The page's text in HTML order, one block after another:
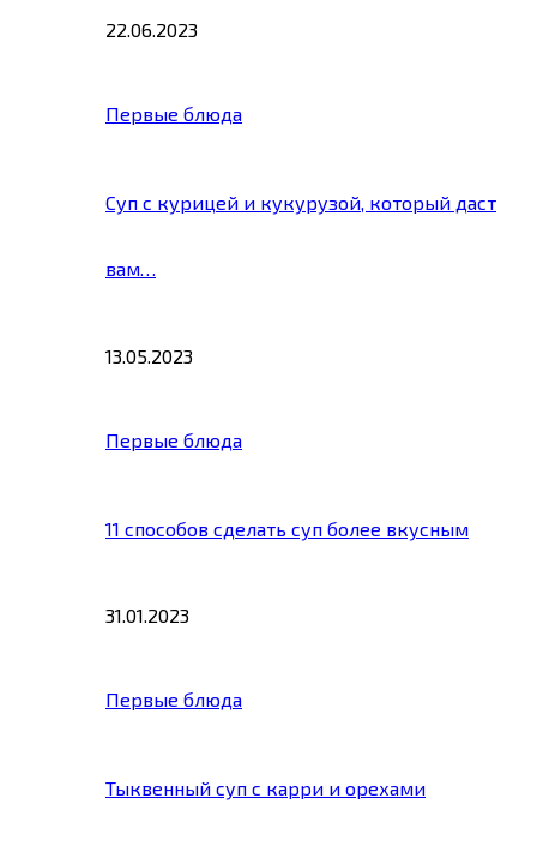
22.06.2023
Первые блюда
Суп с курицей и кукурузой, который даст
вам…
13.05.2023
Первые блюда
11 способов сделать суп более вкусным
31.01.2023
Первые блюда
Тыквенный суп с карри и орехами